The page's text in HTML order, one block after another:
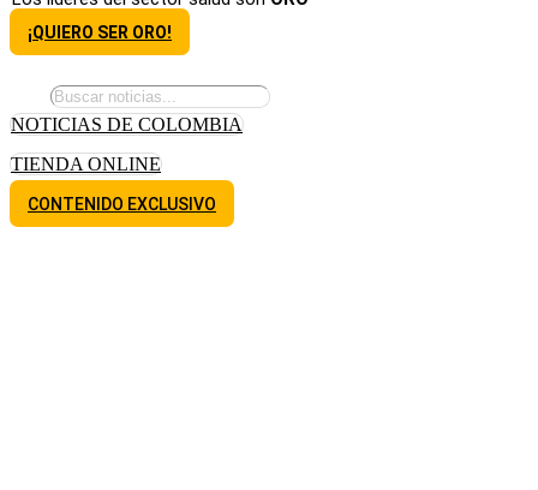
¡QUIERO SER ORO!
NOTICIAS DE COLOMBIA
TIENDA ONLINE
CONTENIDO EXCLUSIVO